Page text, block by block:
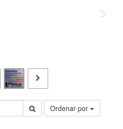
Ordenar por